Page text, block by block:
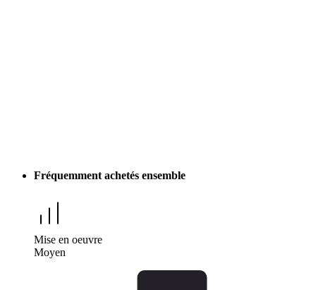
Fréquemment achetés ensemble
Mise en oeuvre
Moyen